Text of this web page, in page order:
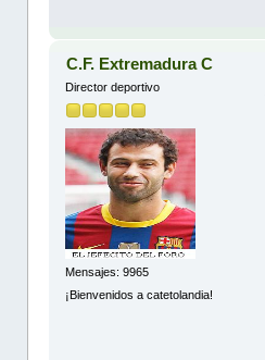
C.F. Extremadura C
Director deportivo
Mensajes: 9965
¡Bienvenidos a catetolandia!